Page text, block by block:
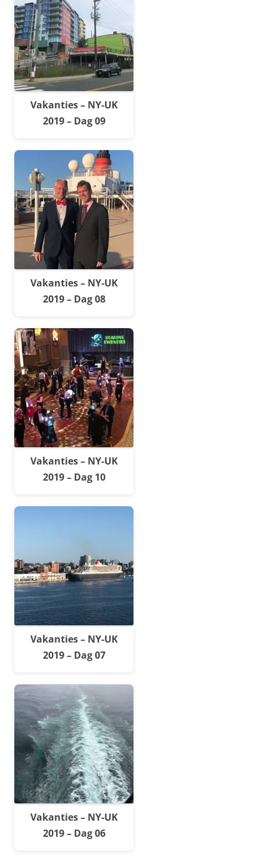
Vakanties – NY-UK
2019 – Dag 09
Vakanties – NY-UK
2019 – Dag 08
Vakanties – NY-UK
2019 – Dag 10
Vakanties – NY-UK
2019 – Dag 07
Vakanties – NY-UK
2019 – Dag 06